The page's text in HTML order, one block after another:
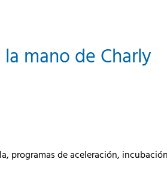
mano de Charly
de aceleración,